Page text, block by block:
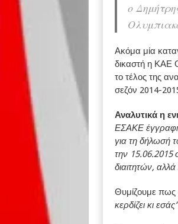
ο
Ακόμα μία
δικαστή η ΚΑΕ
το τέλος της
σεζόν 2014-
Αναλυτικά η
ΕΣΑΚΕ έγγραφη
για τη
την 15.06.2015
διαιτητών,
Θυμίζουμε πως
κερδίζει κι